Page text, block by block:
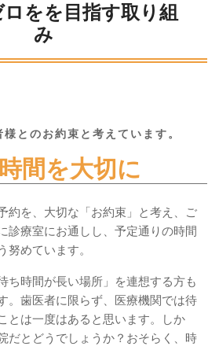
をを目指す取り組
み
とのお約束と考えています。
間を大切に
約を、大切な「お約束」と考え、ご
診療室にお通しし、予定通りの時間
努めています。
ち時間が長い場所」を連想する方も
。歯医者に限らず、医療機関では待
とは一度はあると思います。しか
だとどうでしょうか？おそらく、時